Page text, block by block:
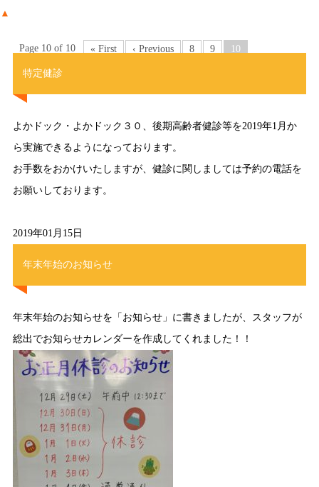
▲
Page 10 of 10 « First ‹ Previous 8 9 10
特定健診
よかドック・よかドック３０、後期高齢者健診等を2019年1月か
ら実施できるようになっております。
お手数をおかけいたしますが、健診に関しましては予約の電話を
お願いしております。
2019年01月15日
年末年始のお知らせ
年末年始のお知らせを「お知らせ」に書きましたが、スタッフが
総出でお知らせカレンダーを作成してくれました！！